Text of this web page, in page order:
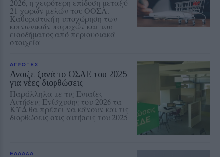
2026, η χειρότερη επίδοση μεταξύ
21 χωρών μελών του ΟΟΣΑ.
Καθοριστική η υποχώρηση των
κοινωνικών παροχών και του
εισοδήματος από περιουσιακά
στοιχεία
ΑΓΡΟΤΕΣ
Ανοιξε ξανά το ΟΣΔΕ του 2025
για νέες διορθώσεις
Παράλληλα με τις Ενιαίες
Αιτήσεις Ενίσχυσης του 2026 τα
ΚΥΔ θα πρέπει να κάνουν και τις
διορθώσεις στις αιτήσεις του 2025
ΕΛΛΑΔΑ